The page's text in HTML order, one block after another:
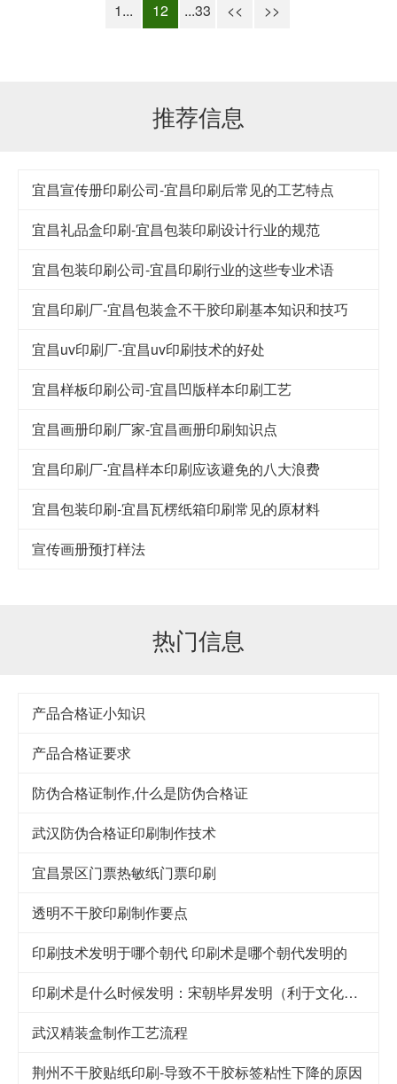
1... 12 ...33 << >>
推荐信息
宜昌宣传册印刷公司-宜昌印刷后常见的工艺特点
宜昌礼品盒印刷-宜昌包装印刷设计行业的规范
宜昌包装印刷公司-宜昌印刷行业的这些专业术语
宜昌印刷厂-宜昌包装盒不干胶印刷基本知识和技巧
宜昌uv印刷厂-宜昌uv印刷技术的好处
宜昌样板印刷公司-宜昌凹版样本印刷工艺
宜昌画册印刷厂家-宜昌画册印刷知识点
宜昌印刷厂-宜昌样本印刷应该避免的八大浪费
宜昌包装印刷-宜昌瓦楞纸箱印刷常见的原材料
宣传画册预打样法
热门信息
产品合格证小知识
产品合格证要求
防伪合格证制作,什么是防伪合格证
武汉防伪合格证印刷制作技术
宜昌景区门票热敏纸门票印刷
透明不干胶印刷制作要点
印刷技术发明于哪个朝代 印刷术是哪个朝代发明的
印刷术是什么时候发明：宋朝毕昇发明（利于文化传承）
武汉精装盒制作工艺流程
荆州不干胶贴纸印刷-导致不干胶标签粘性下降的原因